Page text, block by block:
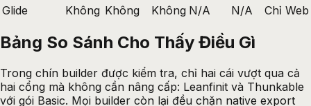
Glide
Không Không Không N/A N/A Chỉ Web
Bảng So Sánh Cho Thấy Điều Gì
Trong chín builder được kiểm tra, chỉ hai cái vượt qua cả
hai cổng mà không cần nâng cấp: Leanfinit và Thunkable
với gói Basic. Mọi builder còn lại đều chặn native export